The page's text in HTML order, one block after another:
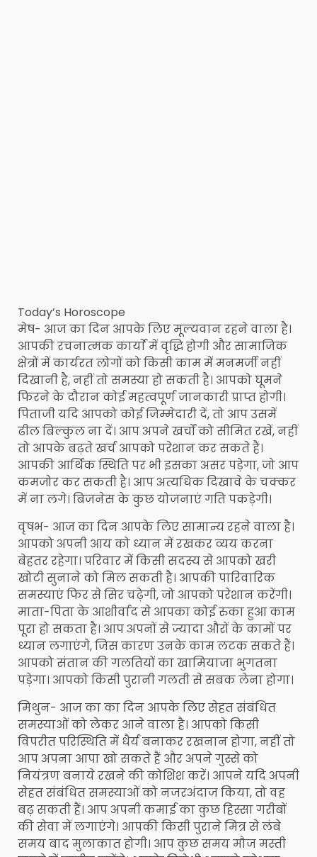
Today’s Horoscope
मेष- आज का दिन आपके लिए मूल्यवान रहने वाला है।
आपकी रचनात्मक कार्याे में वृद्धि होगी और सामाजिक
क्षेत्रों में कार्यरत लोगों को किसी काम में मनमर्जी नहीं
दिखानी है, नहीं तो समस्या हो सकती है। आपको घूमने
फिरने के दौरान कोई महत्वपूर्ण जानकारी प्राप्त होगी।
पिताजी यदि आपको कोई जिम्मेदारी दें, तो आप उसमें
ढील बिल्कुल ना दें। आप अपने खर्चों को सीमित रखें, नहीं
तो आपके बढ़ते खर्च आपको परेशान कर सकते हैं।
आपकी आर्थिक स्थिति पर भी इसका असर पड़ेगा, जो आप
कमजोर कर सकती है। आप अत्यधिक दिखावे के चक्कर
में ना लगे। बिजनेस के कुछ योजनाएं गति पकड़ेगी।
वृषभ- आज का दिन आपके लिए सामान्य रहने वाला है।
आपको अपनी आय को ध्यान में रखकर व्यय करना
बेहतर रहेगा। परिवार में किसी सदस्य से आपको खरी
खोटी सुनाने को मिल सकती है। आपकी पारिवारिक
समस्याएं फिर से सिर चढ़ेगी, जो आपको परेशान करेंगी।
माता-पिता के आशीर्वाद से आपका कोई रुका हुआ काम
पूरा हो सकता है। आप अपनों से ज्यादा औरों के कामों पर
ध्यान लगाएंगे, जिस कारण उनके काम लटक सकते हैं।
आपको संतान की गलतियों का खामियाजा भुगतना
पड़ेगा। आपको किसी पुरानी गलती से सबक लेना होगा।
मिथुन- आज का का दिन आपके लिए सेहत संबंधित
समस्याओं को लेकर आने वाला है। आपको किसी
विपरीत परिस्थिति में धैर्य बनाकर रखनान होगा, नहीं तो
आप अपना आपा खो सकते हैं और अपने गुस्से को
नियंत्रण बनाये रखने की कोशिश करें। आपने यदि अपनी
सेहत संबंधित समस्याओं को नजरअंदाज किया, तो वह
बढ़ सकती हैं। आप अपनी कमाई का कुछ हिस्सा गरीबों
की सेवा में लगाएंगे। आपकी किसी पुराने मित्र से लंबे
समय बाद मुलाकात होगी। आप कुछ समय मौज मस्ती